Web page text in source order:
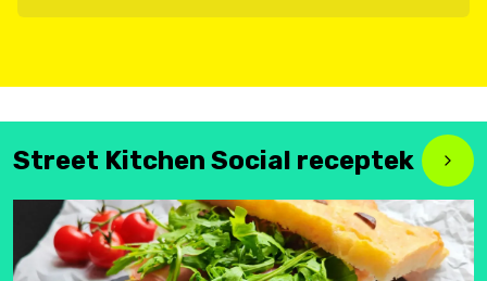
Street Kitchen Social receptek